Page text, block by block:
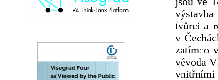
tvůrci a
v
zatímco
vévoda
vnitřními